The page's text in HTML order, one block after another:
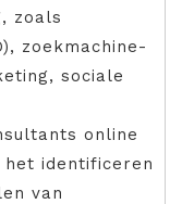
zoals
zoekmachine-
sociale
online
identificeren
van